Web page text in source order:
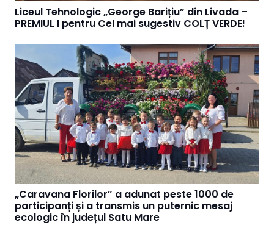
Liceul Tehnologic „George Barițiu” din Livada –
PREMIUL I pentru Cel mai sugestiv COLȚ VERDE!
„Caravana Florilor” a adunat peste 1000 de
participanți și a transmis un puternic mesaj
ecologic în județul Satu Mare